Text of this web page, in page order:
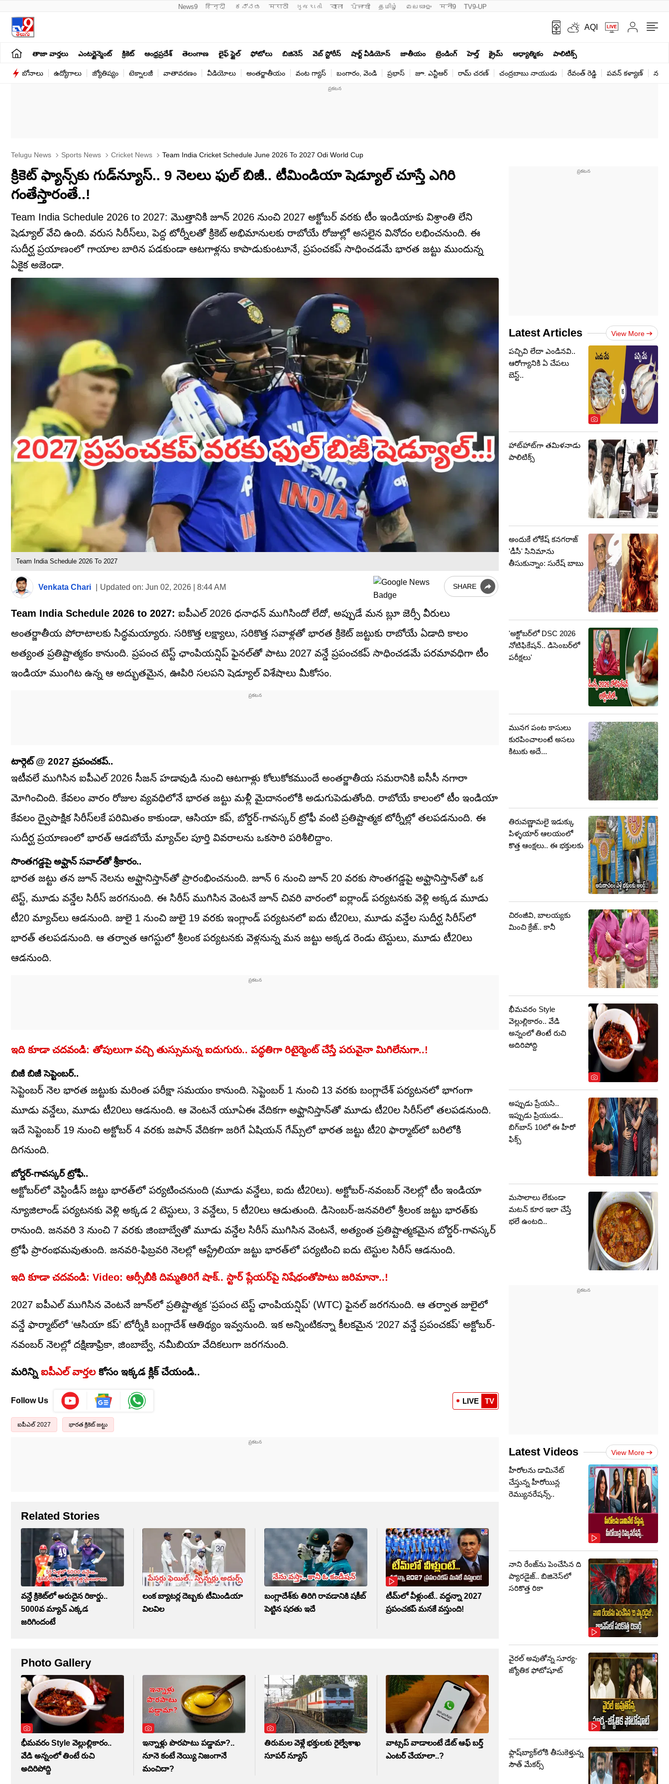
News9 हिन्दी ಕನ್ನಡ मराठी ગુજરાતી বাংলা ਪੰਜਾਬੀ தமிழ் മലയാളം मनी9 TV9-UP
AQI
తాజా వార్తలు ఎంటర్టైన్మెంట్ క్రికెట్ ఆంధ్రప్రదేశ్ తెలంగాణ లైఫ్ స్టైల్ ఫోటోలు బిజినెస్ వెబ్ స్టోరీస్ షార్ట్ వీడియోస్ జాతీయం ట్రెండింగ్ హెల్త్‌ క్రైమ్ ఆధ్యాత్మికం పాలిటిక్స్‌
బోనాలు ఉద్యోగాలు జ్యోతిష్యం టెక్నాలజీ వాతావరణం వీడియోలు అంతర్జాతీయం వంట గ్యాస్ బంగారం, వెండి ప్రభాస్ జూ. ఎన్టీఆర్ రామ్ చ‌ర‌ణ్‌ చంద్రబాబు నాయుడు రేవంత్ రెడ్డి పవన్ కళ్యాణ్
Telugu News Sports News Cricket News Team India Cricket Schedule June 2026 To 2027 Odi World Cup
క్రికెట్ ఫ్యాన్స్‌కు గుడ్‌న్యూస్.. 9 నెలలు ఫుల్ బిజీ.. టీమిండియా షెడ్యూల్ చూస్తే ఎగిరి
గంతేస్తారంతే..!
Team India Schedule 2026 to 2027: మొత్తానికి జూన్ 2026 నుంచి 2027 అక్టోబర్ వరకు టీం ఇండియాకు విశ్రాంతి లేని
షెడ్యూల్ వేచి ఉంది. వరుస సిరీస్‌లు, పెద్ద టోర్నీలతో క్రికెట్ అభిమానులకు రాబోయే రోజుల్లో అసలైన వినోదం లభించనుంది. ఈ
సుదీర్ఘ ప్రయాణంలో గాయాల బారిన పడకుండా ఆటగాళ్లను కాపాడుకుంటూనే, ప్రపంచకప్ సాధించడమే భారత జట్టు ముందున్న
ఏకైక అజెండా.
Team India Schedule 2026 To 2027
Venkata Chari Updated on: Jun 02, 2026 | 8:44 AM SHARE
Team India Schedule 2026 to 2027: ఐపీఎల్ 2026 ధనాధన్ ముగిసిందో లేదో, అప్పుడే మన బ్లూ జెర్సీ వీరులు
అంతర్జాతీయ పోరాటాలకు సిద్ధమయ్యారు. సరికొత్త లక్ష్యాలు, సరికొత్త సవాళ్లతో భారత క్రికెట్ జట్టుకు రాబోయే ఏడాది కాలం
అత్యంత ప్రతిష్టాత్మకం కానుంది. ప్రపంచ టెస్ట్ ఛాంపియన్షిప్ ఫైనల్‌తో పాటు 2027 వన్డే ప్రపంచకప్ సాధించడమే పరమావధిగా టీం
ఇండియా ముంగిట ఉన్న ఆ అద్భుతమైన, ఊపిరి సలపని షెడ్యూల్ విశేషాలు మీకోసం.
టార్గెట్ @ 2027 ప్రపంచకప్..
ఇటీవలే ముగిసిన ఐపీఎల్ 2026 సీజన్ హడావుడి నుంచి ఆటగాళ్లు కోలుకోకముందే అంతర్జాతీయ సమరానికి ఐసీసీ నగారా
మోగించింది. కేవలం వారం రోజుల వ్యవధిలోనే భారత జట్టు మళ్లీ మైదానంలోకి అడుగుపెడుతోంది. రాబోయే కాలంలో టీం ఇండియా
కేవలం ద్వైపాక్షిక సిరీస్‌లకే పరిమితం కాకుండా, ఆసియా కప్, బోర్డర్-గావస్కర్ ట్రోఫీ వంటి ప్రతిష్టాత్మక టోర్నీల్లో తలపడనుంది. ఈ
సుదీర్ఘ ప్రయాణంలో భారత్ ఆడబోయే మ్యాచ్‌ల పూర్తి వివరాలను ఒకసారి పరిశీలిద్దాం.
సొంతగడ్డపై అఫ్ఘాన్ సవాల్‌తో శ్రీకారం..
భారత జట్టు తన జూన్ నెలను అఫ్ఘానిస్తాన్‌తో ప్రారంభించనుంది. జూన్ 6 నుంచి జూన్ 20 వరకు సొంతగడ్డపై అఫ్ఘానిస్తాన్‌తో ఒక
టెస్ట్, మూడు వన్డేల సిరీస్ జరగనుంది. ఈ సిరీస్ ముగిసిన వెంటనే జూన్ చివరి వారంలో ఐర్లాండ్‌ పర్యటనకు వెళ్లి అక్కడ మూడు
టీ20 మ్యాచ్‌లు ఆడనుంది. జులై 1 నుంచి జులై 19 వరకు ఇంగ్లాండ్ పర్యటనలో ఐదు టీ20లు, మూడు వన్డేల సుదీర్ఘ సిరీస్‌లో
భారత్ తలపడనుంది. ఆ తర్వాత ఆగస్టులో శ్రీలంక పర్యటనకు వెళ్లనున్న మన జట్టు అక్కడ రెండు టెస్టులు, మూడు టీ20లు
ఆడనుంది.
ఇది కూడా చదవండి: తోపులుగా వచ్చి తుస్సుమన్న ఐదుగురు.. పద్ధతిగా రిటైర్మెంట్‌ చేస్తే పరువైనా మిగిలేనుగా..!
బిజీ బిజీ సెప్టెంబర్..
సెప్టెంబర్ నెల భారత జట్టుకు మరింత పరీక్షా సమయం కానుంది. సెప్టెంబర్ 1 నుంచి 13 వరకు బంగ్లాదేశ్ పర్యటనలో భాగంగా
మూడు వన్డేలు, మూడు టీ20లు ఆడనుంది. ఆ వెంటనే యూఏఈ వేదికగా అఫ్ఘానిస్తాన్‌తో మూడు టీ20ల సిరీస్‌లో తలపడనుంది.
ఇదే సెప్టెంబర్ 19 నుంచి అక్టోబర్ 4 వరకు జపాన్ వేదికగా జరిగే ఏషియన్ గేమ్స్‌లో భారత జట్టు టీ20 ఫార్మాట్‌లో బరిలోకి
దిగనుంది.
బోర్డర్-గావస్కర్ ట్రోఫీ..
అక్టోబర్‌లో వెస్టిండీస్ జట్టు భారత్‌లో పర్యటించనుంది (మూడు వన్డేలు, ఐదు టీ20లు). అక్టోబర్-నవంబర్ నెలల్లో టీం ఇండియా
న్యూజిలాండ్ పర్యటనకు వెళ్లి అక్కడ 2 టెస్టులు, 3 వన్డేలు, 5 టీ20లు ఆడుతుంది. డిసెంబర్-జనవరిలో శ్రీలంక జట్టు భారత్‌కు
రానుంది. జనవరి 3 నుంచి 7 వరకు జింబాబ్వేతో మూడు వన్డేల సిరీస్ ముగిసిన వెంటనే, అత్యంత ప్రతిష్టాత్మకమైన బోర్డర్-గావస్కర్
ట్రోఫీ ప్రారంభమవుతుంది. జనవరి-ఫిబ్రవరి నెలల్లో ఆస్ట్రేలియా జట్టు భారత్‌లో పర్యటించి ఐదు టెస్టుల సిరీస్ ఆడనుంది.
ఇది కూడా చదవండి: Video: ఆర్సీబీకి దిమ్మతిరిగే షాక్.. స్టార్ ప్లేయర్‌పై నిషేధంతోపాటు జరిమానా..!
2027 ఐపీఎల్ ముగిసిన వెంటనే జూన్‌లో ప్రతిష్టాత్మక ‘ప్రపంచ టెస్ట్ ఛాంపియన్షిప్’ (WTC) ఫైనల్ జరగనుంది. ఆ తర్వాత జులైలో
వన్డే ఫార్మాట్‌లో ‘ఆసియా కప్’ టోర్నీకి బంగ్లాదేశ్ ఆతిథ్యం ఇవ్వనుంది. ఇక అన్నింటికన్నా కీలకమైన ‘2027 వన్డే ప్రపంచకప్’ అక్టోబర్-
నవంబర్ నెలల్లో దక్షిణాఫ్రికా, జింబాబ్వే, నమీబియా వేదికలుగా జరగనుంది.
మరిన్ని ఐపీఎల్ వార్తలకోసం ఇక్కడ క్లిక్ చేయండి..
Follow Us LIVE TV
ఐపీఎల్ 2027 భారత క్రికెట్ జట్టు
Related Stories
వన్డే క్రికెట్‌లో అరుదైన రికార్డు..
5000వ మ్యాచ్ ఎక్కడ
జరిగిందంటే
లంక బ్యాటర్ల దెబ్బకు టీమిండియా
విలవిల
బంగ్లాదేశ్‌కు తిరిగి రావడానికి షకీబ్
పెట్టిన షరతు ఇదే
టీమ్‌లో వీళ్లుంటే.. వద్దన్నా 2027
ప్రపంచకప్‌ మనకే వస్తుంది!
Photo Gallery
భీమవరం Style వెల్లుల్లికారం..
వేడి అన్నంలో తింటే రుచి
అదిరిపోద్ది
ఇన్నాళ్లు పొరపాటు పడ్డామా?..
నూనె కంటే నెయ్యి నిజంగానే
మంచిదా?
తిరుమల వెళ్లే భక్తులకు రైల్వేశాఖ
సూపర్ న్యూస్
వాట్సప్ వాడాలంటే డేట్ ఆఫ్ బర్త్
ఎంటర్ చేయాలా..?
Latest Articles View More
పచ్చివి లేదా ఎండినవి..
ఆరోగ్యానికి ఏ చేపలు
బెస్ట్..
హాట్‌హాట్‌గా తమిళనాడు
పాలిటిక్స్‌
అందుకే లోకేష్ కనగరాజ్
'డీసీ' సినిమాను
తీసుకున్నాం: సురేష్ బాబు
'అక్టోబర్‌లో DSC 2026
నోటిఫికేషన్.. డిసెంబర్‌లో
పరీక్షలు'
మునగ పంట కాసులు
కురపించాలంటే అసలు
కిటుకు అదే...
తిరువణ్ణామలై ఇడుక్కు
పిళ్ళయార్ ఆలయంలో
కొత్త ఆంక్షలు.. ఈ భక్తులకు
చిరంజీవి, బాలయ్యకు
మించి క్రేజ్.. కానీ
భీమవరం Style
వెల్లుల్లికారం.. వేడి
అన్నంలో తింటే రుచి
అదిరిపోద్ది
అప్పుడు ప్రేయసి..
ఇప్పుడు ప్రియుడు..
బిగ్‌బాస్ 10లో ఈ హీరో
ఫిక్స్
మసాలాలు లేకుండా
మటన్ కూర ఇలా చేస్తే
భలే ఉంటది..
Latest Videos View More
హీరోలను డామినేట్
చేస్తున్న హీరోయిన్ల
రెమ్యునరేషన్స్..
నాని రేంజ్‌ను పెంచేసిన ది
ప్యారడైజ్.. బిజినెస్‌లో
సరికొత్త రికా
వైరల్ అవుతోన్న సూర్య-
జ్యోతిక ఫోటోషూట్
ఫ్లాష్‌బ్యాక్‌లోకి తీసుకెళ్తున్న
సౌత్‌ మేకర్స్‌